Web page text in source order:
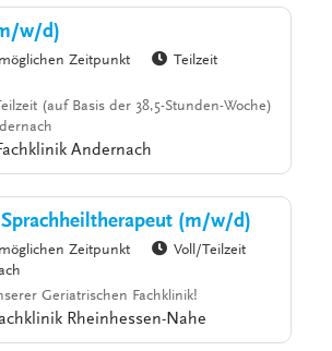
w/d)
Zeitpunkt
Teilzeit
(auf Basis der 38,5-Stunden-Woche)
Andernach
(m/w/d)
Zeitpunkt
Voll/Teilzeit
Geriatrischen Fachklinik!
Rheinhessen-Nahe